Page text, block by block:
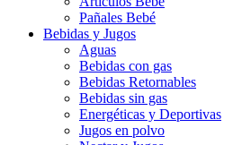
Pañales Bebé
Bebidas y Jugos
Aguas
Bebidas con gas
Bebidas Retornables
Bebidas sin gas
Energéticas y Deportivas
Jugos en polvo